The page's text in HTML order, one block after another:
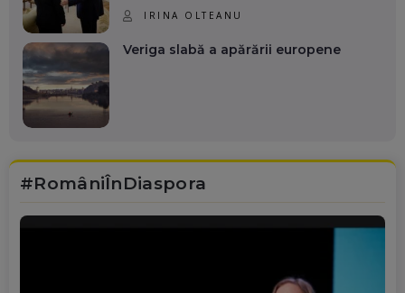
IRINA OLTEANU
Veriga slabă a apărării europene
#RomâniÎnDiaspora